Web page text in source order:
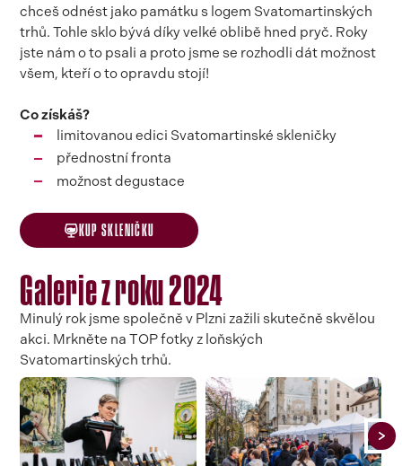
chceš odnést jako památku s logem Svatomartinských
trhů. Tohle sklo bývá díky velké oblibě hned pryč. Roky
jste nám o to psali a proto jsme se rozhodli dát možnost
všem, kteří o to opravdu stojí!
Co získáš?
limitovanou edici Svatomartinské skleničky
⁠⁠přednostní fronta
⁠⁠⁠⁠možnost degustace
KUP SKLENIČKU
Galerie z roku 2024
Minulý rok jsme společně v Plzni zažili skutečně skvělou
akci. Mrkněte na TOP fotky z loňských
Svatomartinských trhů.